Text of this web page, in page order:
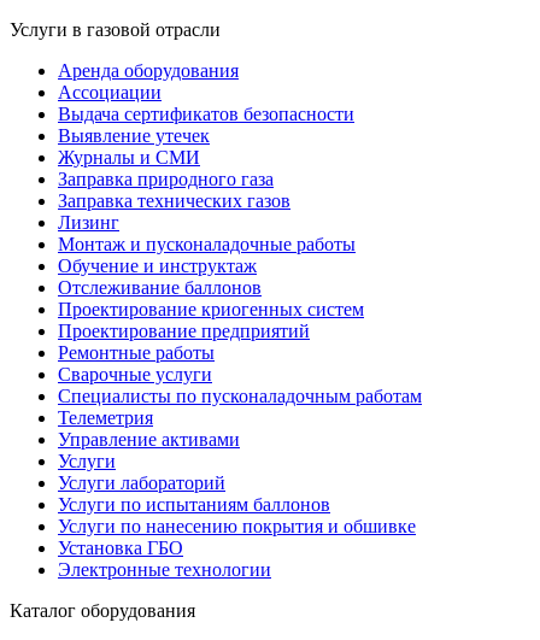
Услуги в газовой отрасли
Аренда оборудования
Ассоциации
Выдача сертификатов безопасности
Выявление утечек
Журналы и СМИ
Заправка природного газа
Заправка технических газов
Лизинг
Монтаж и пусконаладочные работы
Обучение и инструктаж
Отслеживание баллонов
Проектирование криогенных систем
Проектирование предприятий
Ремонтные работы
Сварочные услуги
Специалисты по пусконаладочным работам
Телеметрия
Управление активами
Услуги
Услуги лабораторий
Услуги по испытаниям баллонов
Услуги по нанесению покрытия и обшивке
Установка ГБО
Электронные технологии
Каталог оборудования